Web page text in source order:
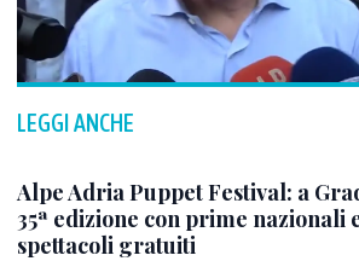
LEGGI ANCHE
Alpe Adria Puppet Festival: a
35ª edizione con prime nazionali
spettacoli gratuiti